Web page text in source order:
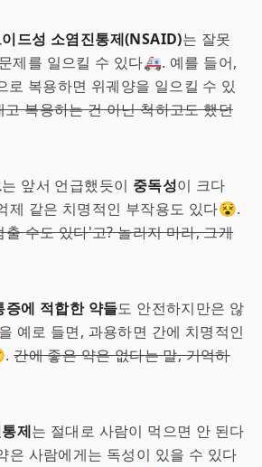
드성 소염진통제(NSAID)는 잘못
제를 일으킬 수 있다🚑. 예를 들어,
로 복용하면 위궤양을 일으킬 수 있
고 복용하는 건 아닌 척하고도 했던
는 앞서 언급했듯이 중독성이 크다
제 같은 치명적인 부작용도 있다😵.
수도 있다'고? 놀라지 마라, 그게
증에 적합한 약들도 안전하지만은 않
을 예로 들면, 과용하면 간에 치명적인
간에 좋은 약은 없다는 말, 기억하
제는 절대로 사람이 먹으면 안 된다
은 사람에게는 독성이 있을 수 있다